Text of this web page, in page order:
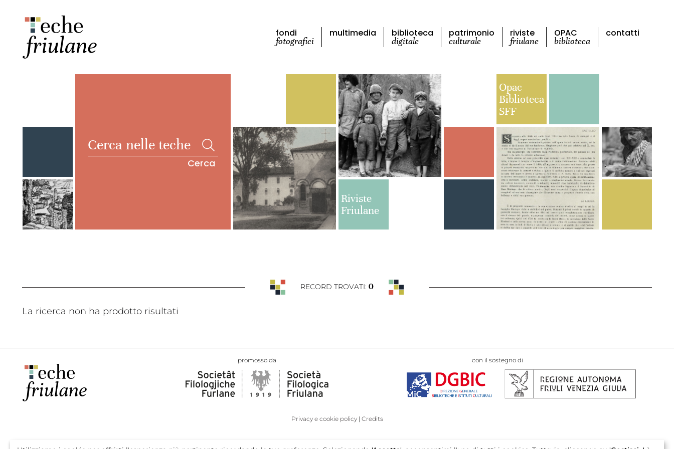
fondi
fotografici
multimedia biblioteca
digitale
patrimonio
culturale
riviste
friulane
OPAC
biblioteca
contatti
Cerca
Opac
Biblioteca
SFF
Riviste
Friulane
RECORD TROVATI: 0
La ricerca non ha prodotto risultati
promosso da con il sostegno di
Privacy e cookie policy Credits